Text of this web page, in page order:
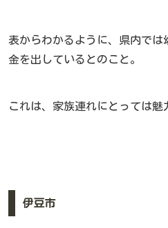
表からわかるように、県内で
金を出しているとのこと。
これは、家族連れにとっては魅
伊豆市